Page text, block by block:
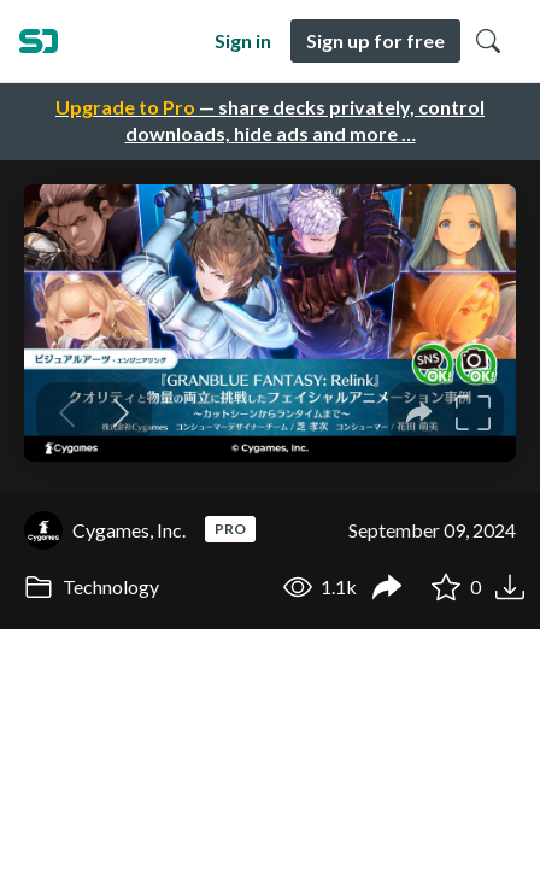
Upgrade to Pro — share decks privately, control
downloads, hide ads and more …
Sign in Sign up for free
Cygames, Inc. PRO September 09, 2024
Technology 1.1k 0